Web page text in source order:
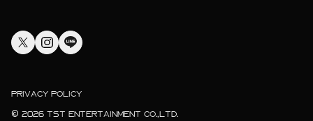
PRIVACY POLICY
© 2026 TST ENTERTAINMENT CO.,LTD.